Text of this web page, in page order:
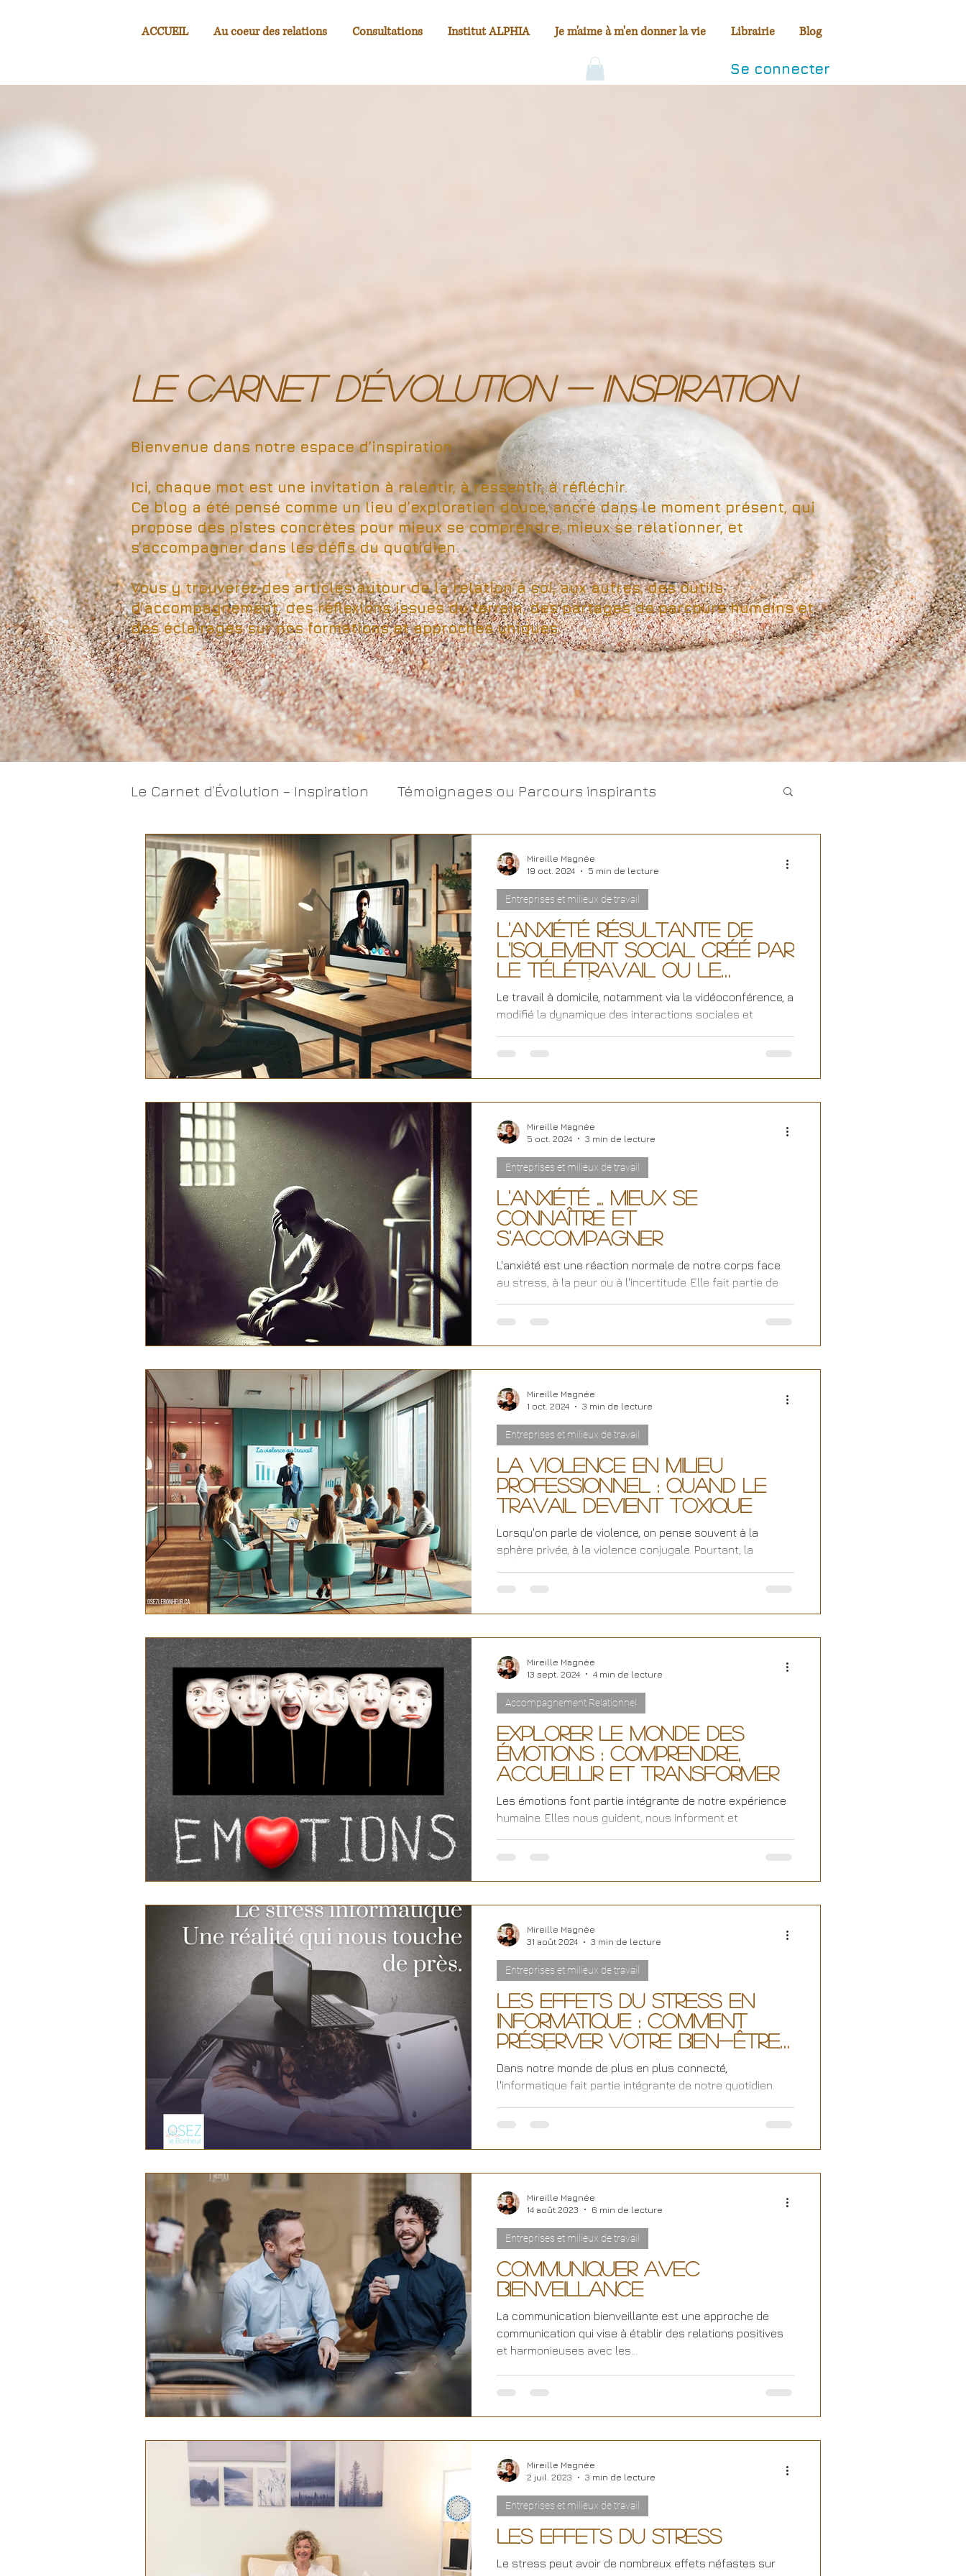
ACCUEIL Au coeur des relations Consultations Institut ALPHIA Je m'aime à m'en donner la vie Librairie Blog
Se connecter
LE CARNET D'ÉVOLUTION - INSPIRATION
Bienvenue dans notre espace d’inspiration.
Ici, chaque mot est une invitation à ralentir, à ressentir, à réfléchir.
Ce blog a été pensé comme un lieu d’exploration douce, ancré dans le moment présent, qui
propose des pistes concrètes pour mieux se comprendre, mieux se relationner, et
s’accompagner dans les défis du quotidien.
Vous y trouverez des articles autour de la relation à soi, aux autres, des outils
d’accompagnement, des réflexions issues du terrain, des partages de parcours humains et
des éclairages sur nos formations et approches uniques.
Le Carnet d’Évolution – Inspiration Témoignages ou Parcours inspirants
Cheminement intérieur Accompagnement Relationnel
Entreprises et milieux de travail Tao, compagnon relationnel La relation À ...
L'anxiété résultante de
l'isolement social créé par
le télétravail ou le
travail à domicile.
Le travail à domicile, notamment via la vidéoconférence, a
modifié la dynamique des interactions sociales et
Entreprises et milieux de travail
Mireille Magnée
19 oct. 2024
5 min de lecture
L'anxiété ... mieux se
connaître et
s'accompagner
L'anxiété est une réaction normale de notre corps face
au stress, à la peur ou à l'incertitude. Elle fait partie de
Entreprises et milieux de travail
Mireille Magnée
5 oct. 2024
3 min de lecture
La violence en milieu
professionnel : Quand le
travail devient toxique
Lorsqu'on parle de violence, on pense souvent à la
sphère privée, à la violence conjugale. Pourtant, la
Entreprises et milieux de travail
Mireille Magnée
1 oct. 2024
3 min de lecture
Explorer le Monde des
Émotions : Comprendre,
Accueillir et Transformer
Les émotions font partie intégrante de notre expérience
humaine. Elles nous guident, nous informent et
Accompagnement Relationnel
Mireille Magnée
13 sept. 2024
4 min de lecture
Les Effets du Stress en
Informatique : Comment
Préserver Votre Bien-Être
Numérique
Dans notre monde de plus en plus connecté,
l'informatique fait partie intégrante de notre quotidien.
Entreprises et milieux de travail
Mireille Magnée
31 août 2024
3 min de lecture
Communiquer avec
bienveillance
La communication bienveillante est une approche de
communication qui vise à établir des relations positives
et harmonieuses avec les...
Entreprises et milieux de travail
Mireille Magnée
14 août 2023
6 min de lecture
Les effets du stress
Le stress peut avoir de nombreux effets néfastes sur
Entreprises et milieux de travail
Mireille Magnée
2 juil. 2023
3 min de lecture